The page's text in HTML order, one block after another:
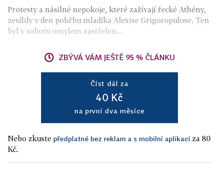
Protesty a násilné nepokoje, které zažívají řecké Athény,
zesílily v den pohřbu mladíka Alexise Grigoropulose. Ten
byl v sobotu omylem zastřelen...
ZBÝVÁ VÁM JEŠTĚ 95 % ČLÁNKU
Číst dál za
40 Kč
na první dva měsíce
Nebo zkuste předplatné bez reklam a s mobilní aplikací za 80
Kč.